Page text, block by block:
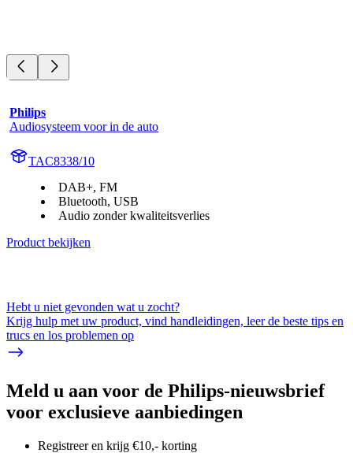
Philips
Audiosysteem voor in de auto
TAC8338/10
DAB+, FM
Bluetooth, USB
Audio zonder kwaliteitsverlies
Product bekijken
Hebt u niet gevonden wat u zocht?
Krijg hulp met uw product, vind handleidingen, leer de beste tips en
trucs en los problemen op
Meld u aan voor de Philips-nieuwsbrief
voor exclusieve aanbiedingen
Registreer en krijg €10,- korting